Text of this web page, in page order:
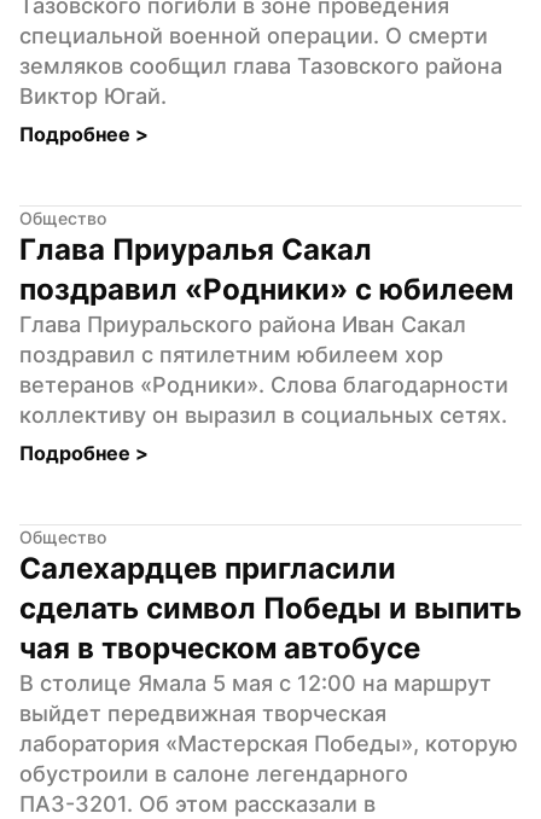
Тазовского погибли в зоне проведения
специальной военной операции. О смерти
земляков сообщил глава Тазовского района
Виктор Югай.
Подробнее >
Общество
Глава Приуралья Сакал
поздравил «Родники» с юбилеем
Глава Приуральского района Иван Сакал
поздравил с пятилетним юбилеем хор
ветеранов «Родники». Слова благодарности
коллективу он выразил в социальных сетях.
Подробнее >
Общество
Салехардцев пригласили
сделать символ Победы и выпить
чая в творческом автобусе
В столице Ямала 5 мая с 12:00 на маршрут
выйдет передвижная творческая
лаборатория «Мастерская Победы», которую
обустроили в салоне легендарного
ПАЗ-3201. Об этом рассказали в